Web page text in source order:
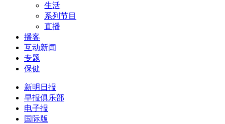
生活
系列节目
直播
播客
互动新闻
专题
保健
新明日报
早报俱乐部
电子报
国际版